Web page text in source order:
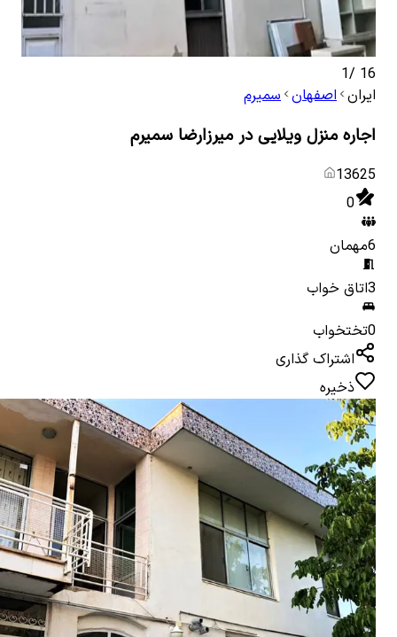
16
/
1
ایران اصفهان سمیرم
اجاره منزل ویلایی در میرزارضا سمیرم
13625
0
6مهمان
3اتاق خواب
0تختخواب
اشتراک گذاری
ذخیره